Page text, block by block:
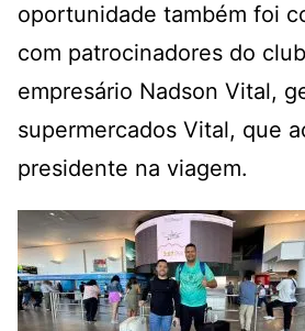
oportunidade também foi
com patrocinadores do
empresário Nadson Vital,
supermercados Vital, que
presidente na viagem.